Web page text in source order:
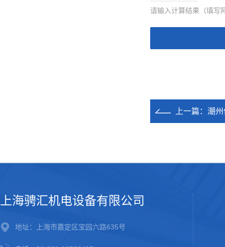
请输入计算结果（填写
上一篇： 潮
上海骋汇机电设备有限公司
地址：上海市嘉定区宝园六路635号